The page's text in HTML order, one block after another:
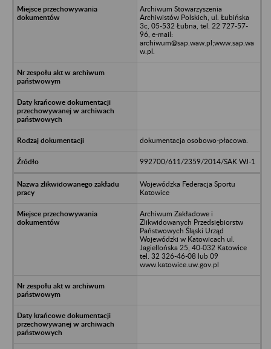
Archiwum Stowarzyszenia
Archiwistów Polskich, ul. Łubińska
3c, 05-532 Łubna, tel. 22 727-57-
96, e-mail:
archiwum@sap.waw.pl;www.sap.wa
w.pl.
dokumentacja osobowo-płacowa.
992700/611/2359/2014/SAK WJ-1
Wojewódzka Federacja Sportu
Katowice
Archiwum Zakładowe i
Zlikwidowanych Przedsiębiorstw
Państwowych Śląski Urząd
Wojewódzki w Katowicach ul.
Jagiellońska 25, 40-032 Katowice
tel. 32 326-46-08 lub 09
www.katowice.uw.gov.pl